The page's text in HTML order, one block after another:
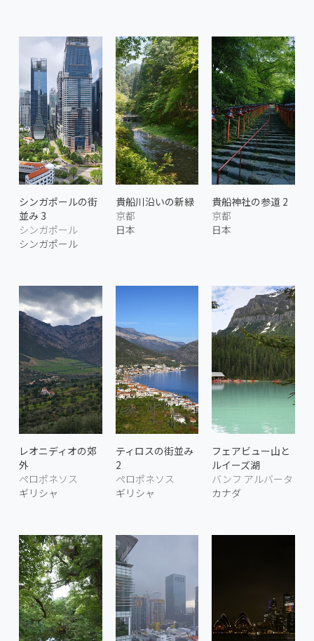
シンガポールの街
並み 3
シンガポール
シンガポール
貴船川沿いの新緑
京都
日本
貴船神社の参道 2
京都
日本
レオニディオの郊
外
ペロポネソス
ギリシャ
ティロスの街並み
2
ペロポネソス
ギリシャ
フェアビュー山と
ルイーズ湖
バンフ アルバータ
カナダ